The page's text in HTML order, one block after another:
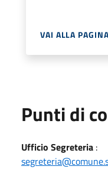
VAI ALLA PAGINA
Punti di
Ufficio Segreteria :